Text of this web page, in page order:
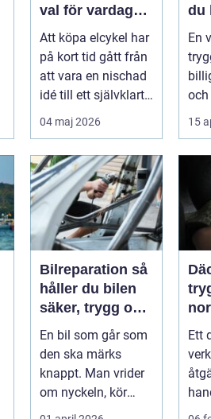
val för vardag
och fritid
Att köpa elcykel har
på kort tid gått från
att vara en nischad
idé till ett självklart
alternativ fö...
04 maj 2026
du
En
och
15
Bilreparation så
håller du bilen
säker, trygg och
ekonomisk
En bil som går som
den ska märks
knappt. Man vrider
om nyckeln, kör
iväg och tänker inte
Ett
än